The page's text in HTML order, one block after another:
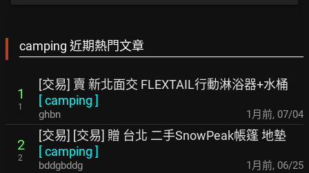
camping 近期熱門文章
1
1
[交易] 賣 新北面交 FLEXTAIL行動淋浴器+水桶
[camping ]
ghbn 1月前, 07/04
2
2
[交易] [交易] 贈 台北 二手SnowPeak帳篷 地墊
[camping ]
bddgbddg 1月前, 06/25